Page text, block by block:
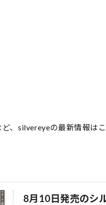
、silvereyeの最新情報は
8月10日発売のシ